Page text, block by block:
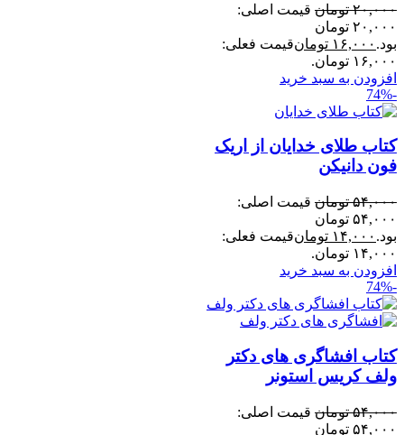
۲۰,۰۰۰ تومان قیمت اصلی:
۲۰,۰۰۰ تومان
بود. ۱۶,۰۰۰ تومانقیمت فعلی:
۱۶,۰۰۰ تومان.
افزودن به سبد خرید
-74%
کتاب طلای خدایان از اریک
فون دانیکن
۵۴,۰۰۰ تومان قیمت اصلی:
۵۴,۰۰۰ تومان
بود. ۱۴,۰۰۰ تومانقیمت فعلی:
۱۴,۰۰۰ تومان.
افزودن به سبد خرید
-74%
کتاب افشاگری های دکتر
ولف کریس استونر
۵۴,۰۰۰ تومان قیمت اصلی:
۵۴,۰۰۰ تومان